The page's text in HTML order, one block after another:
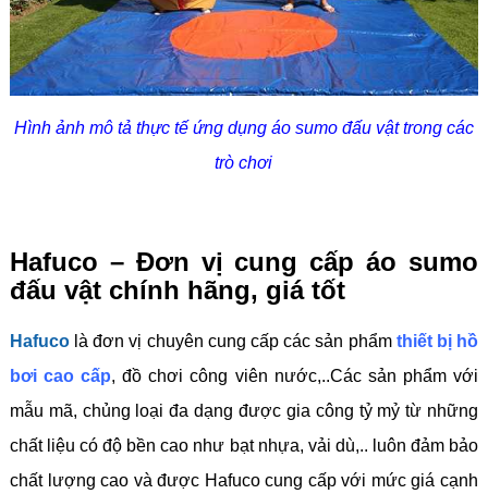
Hình ảnh mô tả thực tế ứng dụng áo sumo đấu vật trong các
trò chơi
Hafuco – Đơn vị cung cấp áo sumo
đấu vật chính hãng, giá tốt
Hafucolà đơn vị chuyên cung cấp các sản phẩm thiết bị hồ
bơi cao cấp, đồ chơi công viên nước,..Các sản phẩm với
mẫu mã, chủng loại đa dạng được gia công tỷ mỷ từ những
chất liệu có độ bền cao như bạt nhựa, vải dù,.. luôn đảm bảo
chất lượng cao và được Hafuco cung cấp với mức giá cạnh